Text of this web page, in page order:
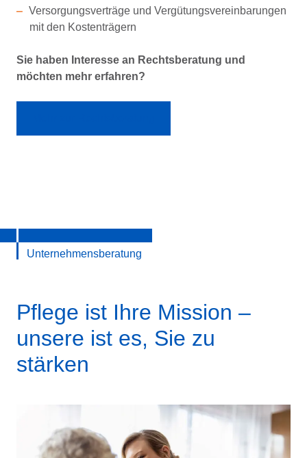
Versorgungsverträge und Vergütungsvereinbarungen
mit den Kostenträgern
Sie haben Interesse an Rechtsberatung und
möchten mehr erfahren?
Unternehmensberatung
Pflege ist Ihre Mission –
unsere ist es, Sie zu
stärken